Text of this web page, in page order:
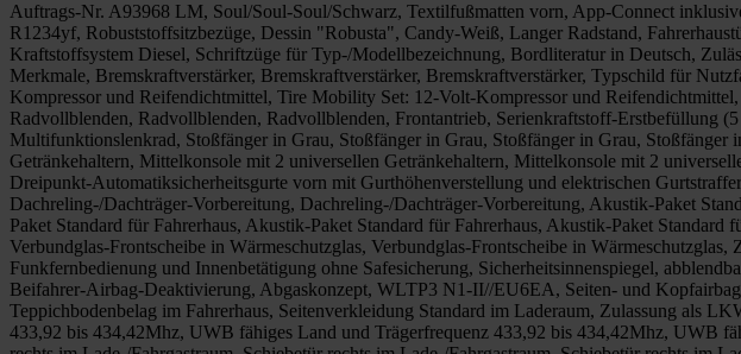
Auftrags-Nr. A93968 LM, Soul/Soul-Soul/Schwarz, Textilfußmatten vorn, App-Connect
R1234yf, Robuststoffsitzbezüge, Dessin "Robusta", Candy-Weiß, Langer Radstand,
Kraftstoffsystem Diesel, Schriftzüge für Typ-/Modellbezeichnung, Bordliteratur in Deutsch,
Merkmale, Bremskraftverstärker, Bremskraftverstärker, Bremskraftverstärker, Typschild für
Kompressor und Reifendichtmittel, Tire Mobility Set: 12-Volt-Kompressor und
Radvollblenden, Radvollblenden, Radvollblenden, Frontantrieb, Serienkraftstoff-
Multifunktionslenkrad, Stoßfänger in Grau, Stoßfänger in Grau, Stoßfänger in Grau,
Getränkehaltern, Mittelkonsole mit 2 universellen Getränkehaltern, Mittelkonsole mit 2
Dreipunkt-Automatiksicherheitsgurte vorn mit Gurthöhenverstellung und elektrischen
Dachreling-/Dachträger-Vorbereitung, Dachreling-/Dachträger-Vorbereitung, Akustik-Paket
Paket Standard für Fahrerhaus, Akustik-Paket Standard für Fahrerhaus, Akustik-Paket
Verbundglas-Frontscheibe in Wärmeschutzglas, Verbundglas-Frontscheibe in
Funkfernbedienung und Innenbetätigung ohne Safesicherung, Sicherheitsinnenspiegel,
Beifahrer-Airbag-Deaktivierung, Abgaskonzept, WLTP3 N1-II//EU6EA, Seiten- und
Teppichbodenbelag im Fahrerhaus, Seitenverkleidung Standard im Laderaum, Zulassung als
433,92 bis 434,42Mhz, UWB fähiges Land und Trägerfrequenz 433,92 bis 434,42Mhz, UWB